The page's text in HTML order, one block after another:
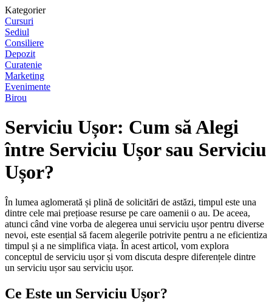
Kategorier
Cursuri
Sediul
Consiliere
Depozit
Curatenie
Marketing
Evenimente
Birou
Serviciu Ușor: Cum să Alegi
între Serviciu Ușor sau Serviciu
Ușor?
În lumea aglomerată și plină de solicitări de astăzi, timpul este una
dintre cele mai prețioase resurse pe care oamenii o au. De aceea,
atunci când vine vorba de alegerea unui serviciu ușor pentru diverse
nevoi, este esențial să facem alegerile potrivite pentru a ne eficientiza
timpul și a ne simplifica viața. În acest articol, vom explora
conceptul de serviciu ușor și vom discuta despre diferențele dintre
un serviciu ușor sau serviciu ușor.
Ce Este un Serviciu Ușor?